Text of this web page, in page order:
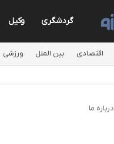
گردشگری وکیل
اقتصادی بین الملل ورزشی
درباره ما